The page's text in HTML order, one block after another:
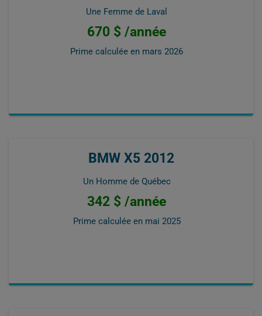
Une Femme de Laval
670 $ /année
Prime calculée en mars 2026
BMW X5 2012
Un Homme de Québec
342 $ /année
Prime calculée en mai 2025